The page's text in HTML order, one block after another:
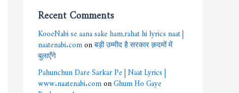
Recent Comments
KooeNabi se aana sake ham,rahat hi lyrics naat |
naatenabi.comonबड़ी उम्मीद है सरकार क़दमों में
बुलाएँगे
Pahunchun Dare Sarkar Pe | Naat Lyrics |
www.naatenabi.comonGhum Ho Gaye